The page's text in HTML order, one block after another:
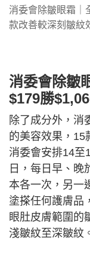
消委會除皺眼霜｜
款改善較深刻皺紋
消委會除皺
$179勝
除了成分外，消
的美容效果，15
消委會安排14至
日，每日早、晚
本各一次，另一
塗搽任何護膚品
眼肚皮膚範圍的
淺皺紋至深皺紋